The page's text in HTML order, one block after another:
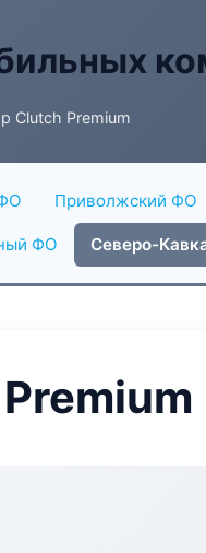
Clutch Premium
Приволжский ФО
ФО Северо-